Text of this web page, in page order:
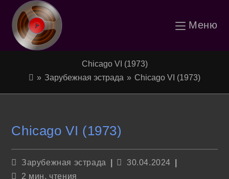
Перейти
содержимому
Меню
Chicago VI (1973)
» Зарубежная эстрада » Chicago VI (1973)
Chicago VI (1973)
Рубрика
Зарубежная эстрада
Запись
30.04.2024
Время2 мин. чтения